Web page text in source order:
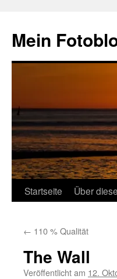
springen
Mein
Startseite Über
← 110 % Qualität
The Wall
Veröffentlicht am 12.